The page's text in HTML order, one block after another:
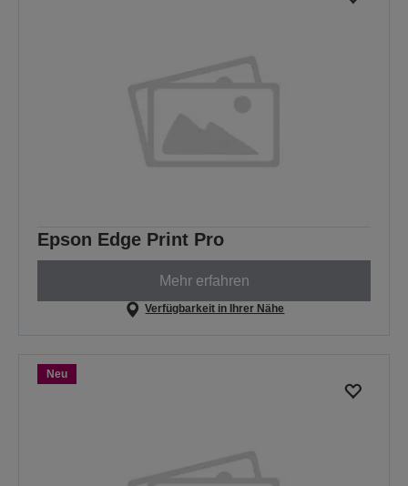
Epson Edge Print Pro
Mehr erfahren
Verfügbarkeit in Ihrer Nähe
Neu